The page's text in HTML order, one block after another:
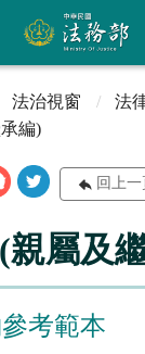
法治視窗 法
編)
回上一
親屬及
考範本